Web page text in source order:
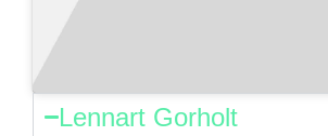
Lennart Gorholt